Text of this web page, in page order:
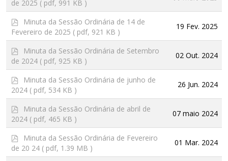
f
de 2025 ( pdf, 991 KB )
d
f
Minuta da Sessão Ordinária de 14 de
Fevereiro de 2025 ( pdf, 921 KB )
19 Fev. 2025
d
f
Minuta da Sessão Ordinária de Setembro
de 2024 ( pdf, 925 KB )
02 Out. 2024
d
f
Minuta da Sessão Ordinária de junho de
2024 ( pdf, 534 KB )
26 Jun. 2024
d
f
Minuta da Sessão Ordinária de abril de
2024 ( pdf, 465 KB )
07 maio 2024
d
f
Minuta da Sessão Ordinária de Fevereiro
de 20 24 ( pdf, 1.39 MB )
01 Mar. 2024